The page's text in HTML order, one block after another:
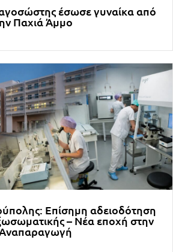
έσωσε γυναίκα από
Παχιά Άμμο
Επίσημη αδειοδότηση
– Νέα εποχή στην